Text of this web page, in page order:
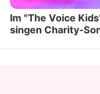
Im "The Voice
singen Charity-